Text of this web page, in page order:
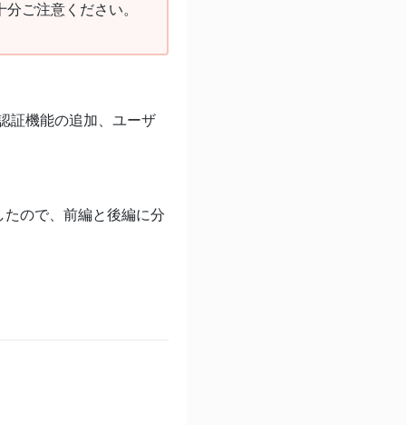
ご注意ください。
機能の追加、ユーザ
ので、前編と後編に分